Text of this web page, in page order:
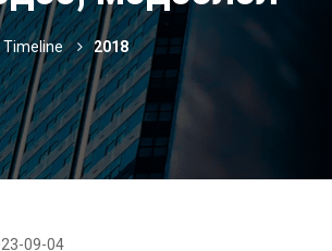
Timeline 2018
09-04